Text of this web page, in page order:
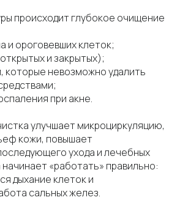
происходит глубокое очищение
и ороговевших клеток;
и закрытых);
которые невозможно удалить
при акне.
улучшает микроциркуляцию,
кожи, повышает
ухода и лечебных
«работать» правильно:
дыхание клеток и
сальных желез.